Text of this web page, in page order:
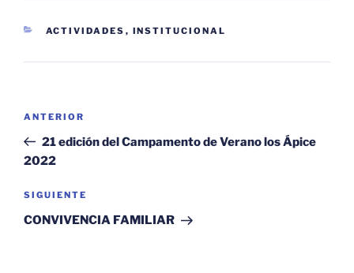
CATEGORÍAS
ACTIVIDADES , INSTITUCIONAL
entradas
Entrada
anterior:
ANTERIOR
21 edición del Campamento de Verano los Ápice
2022
Siguiente
entrada
SIGUIENTE
CONVIVENCIA FAMILIAR